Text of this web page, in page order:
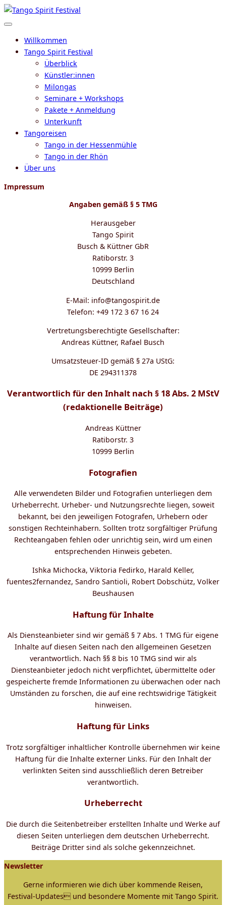
Zum
Inhalt
Menü
Willkommen
Tango Spirit Festival
Überblick
Künstler:innen
Milongas
Seminare + Workshops
Pakete + Anmeldung
Unterkunft
Tangoreisen
Tango in der Hessenmühle
Tango in der Rhön
Über uns
Impressum
Angaben gemäß § 5 TMG
Herausgeber
Tango Spirit
Busch & Küttner GbR
Ratiborstr. 3
10999 Berlin
Deutschland
E-Mail: info@tangospirit.de
Telefon: +49 172 3 67 16 24
Vertretungsberechtigte Gesellschafter:
Andreas Küttner, Rafael Busch
Umsatzsteuer-ID gemäß § 27a UStG:
DE 294311378
Verantwortlich für den Inhalt nach § 18 Abs. 2 MStV
(redaktionelle Beiträge)
Andreas Küttner
Ratiborstr. 3
10999 Berlin
Fotografien
Alle verwendeten Bilder und Fotografien unterliegen dem
Urheberrecht. Urheber- und Nutzungsrechte liegen, soweit
bekannt, bei den jeweiligen Fotografen, Urhebern oder
sonstigen Rechteinhabern. Sollten trotz sorgfältiger Prüfung
Rechteangaben fehlen oder unrichtig sein, wird um einen
entsprechenden Hinweis gebeten.
Ishka Michocka, Viktoria Fedirko, Harald Keller,
fuentes2fernandez, Sandro Santioli, Robert Dobschütz, Volker
Beushausen
Haftung für Inhalte
Als Diensteanbieter sind wir gemäß § 7 Abs. 1 TMG für eigene
Inhalte auf diesen Seiten nach den allgemeinen Gesetzen
verantwortlich. Nach §§ 8 bis 10 TMG sind wir als
Diensteanbieter jedoch nicht verpflichtet, übermittelte oder
gespeicherte fremde Informationen zu überwachen oder nach
Umständen zu forschen, die auf eine rechtswidrige Tätigkeit
hinweisen.
Haftung für Links
Trotz sorgfältiger inhaltlicher Kontrolle übernehmen wir keine
Haftung für die Inhalte externer Links. Für den Inhalt der
verlinkten Seiten sind ausschließlich deren Betreiber
verantwortlich.
Urheberrecht
Die durch die Seitenbetreiber erstellten Inhalte und Werke auf
diesen Seiten unterliegen dem deutschen Urheberrecht.
Beiträge Dritter sind als solche gekennzeichnet.
Newsletter
Gerne informieren wie dich über kommende Reisen,
Festival-Updates und besondere Momente mit Tango Spirit.